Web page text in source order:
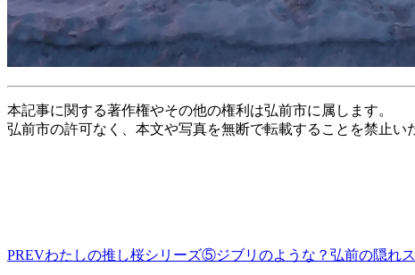
本記事に関する著作権やその他の権利は弘前市に属します。
弘前市の許可なく、本文や写真を無断で転載することを禁止い
PREVわたしの推し桜シリーズ⑤ジブリのような？弘前の隠れ